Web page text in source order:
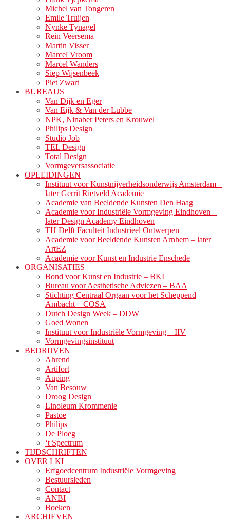
Michel van Tongeren
Emile Truijen
Nynke Tynagel
Rein Veersema
Martin Visser
Marcel Vroom
Marcel Wanders
Siep Wijsenbeek
Piet Zwart
BUREAUS
Van Dijk en Eger
Van Eijk & Van der Lubbe
NPK, Ninaber Peters en Krouwel
Philips Design
Studio Job
TEL Design
Total Design
Vormgeversassociatie
OPLEIDINGEN
Instituut voor Kunstnijverheidsonderwijs Amsterdam –
later Gerrit Rietveld Academie
Academie van Beeldende Kunsten Den Haag
Academie voor Industriële Vormgeving Eindhoven –
later Design Academy Eindhoven
TH Delft Faculteit Industrieel Ontwerpen
Academie voor Beeldende Kunsten Arnhem – later
ArtEZ
Academie voor Kunst en Industrie Enschede
ORGANISATIES
Bond voor Kunst en Industrie – BKI
Bureau voor Aesthetische Adviezen – BAA
Stichting Centraal Orgaan voor het Scheppend
Ambacht – COSA
Dutch Design Week – DDW
Goed Wonen
Instituut voor Industriële Vormgeving – IIV
Vormgevingsinstituut
BEDRIJVEN
Ahrend
Artifort
Auping
Van Besouw
Droog Design
Linoleum Krommenie
Pastoe
Philips
De Ploeg
‘t Spectrum
TIJDSCHRIFTEN
OVER LKI
Erfgoedcentrum Industriële Vormgeving
Bestuursleden
Contact
ANBI
Boeken
ARCHIEVEN